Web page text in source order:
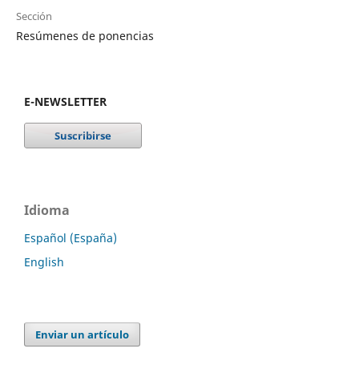
Sección
Resúmenes de ponencias
E-NEWSLETTER
Idioma
Español (España)
English
Enviar un artículo